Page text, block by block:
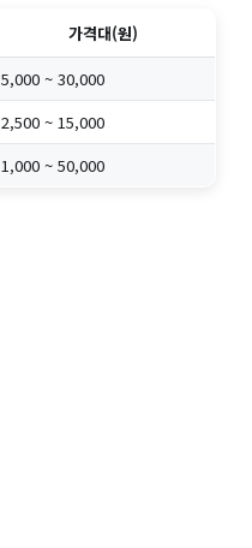
가격대(원)
5,000 ~ 30,000
2,500 ~ 15,000
1,000 ~ 50,000